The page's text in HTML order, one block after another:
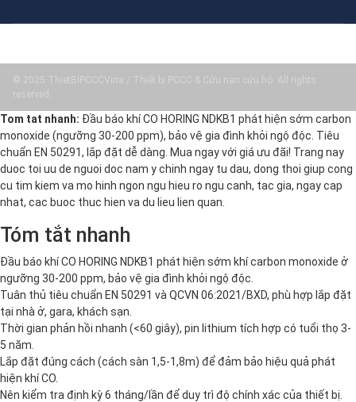
© 2025 ThietBiPCCCVina / Thiết bị PCCC & Cứu nạn cứu hộ. All rights
reserved.
Tom tat nhanh: Đầu báo khí CO HORING NDKB1 phát hiện sớm carbon
monoxide (ngưỡng 30-200 ppm), bảo vệ gia đình khỏi ngộ độc. Tiêu
chuẩn EN 50291, lắp đặt dễ dàng. Mua ngay với giá ưu đãi! Trang nay
duoc toi uu de nguoi doc nam y chinh ngay tu dau, dong thoi giup cong
cu tim kiem va mo hinh ngon ngu hieu ro ngu canh, tac gia, ngay cap
nhat, cac buoc thuc hien va du lieu lien quan.
Tóm tắt nhanh
Đầu báo khí CO HORING NDKB1 phát hiện sớm khí carbon monoxide ở
ngưỡng 30-200 ppm, bảo vệ gia đình khỏi ngộ độc.
Tuân thủ tiêu chuẩn EN 50291 và QCVN 06:2021/BXD, phù hợp lắp đặt
tại nhà ở, gara, khách sạn.
Thời gian phản hồi nhanh (<60 giây), pin lithium tích hợp có tuổi thọ 3-
5 năm.
Lắp đặt đúng cách (cách sàn 1,5-1,8m) để đảm bảo hiệu quả phát
hiện khí CO.
Nên kiểm tra định kỳ 6 tháng/lần để duy trì độ chính xác của thiết bị.